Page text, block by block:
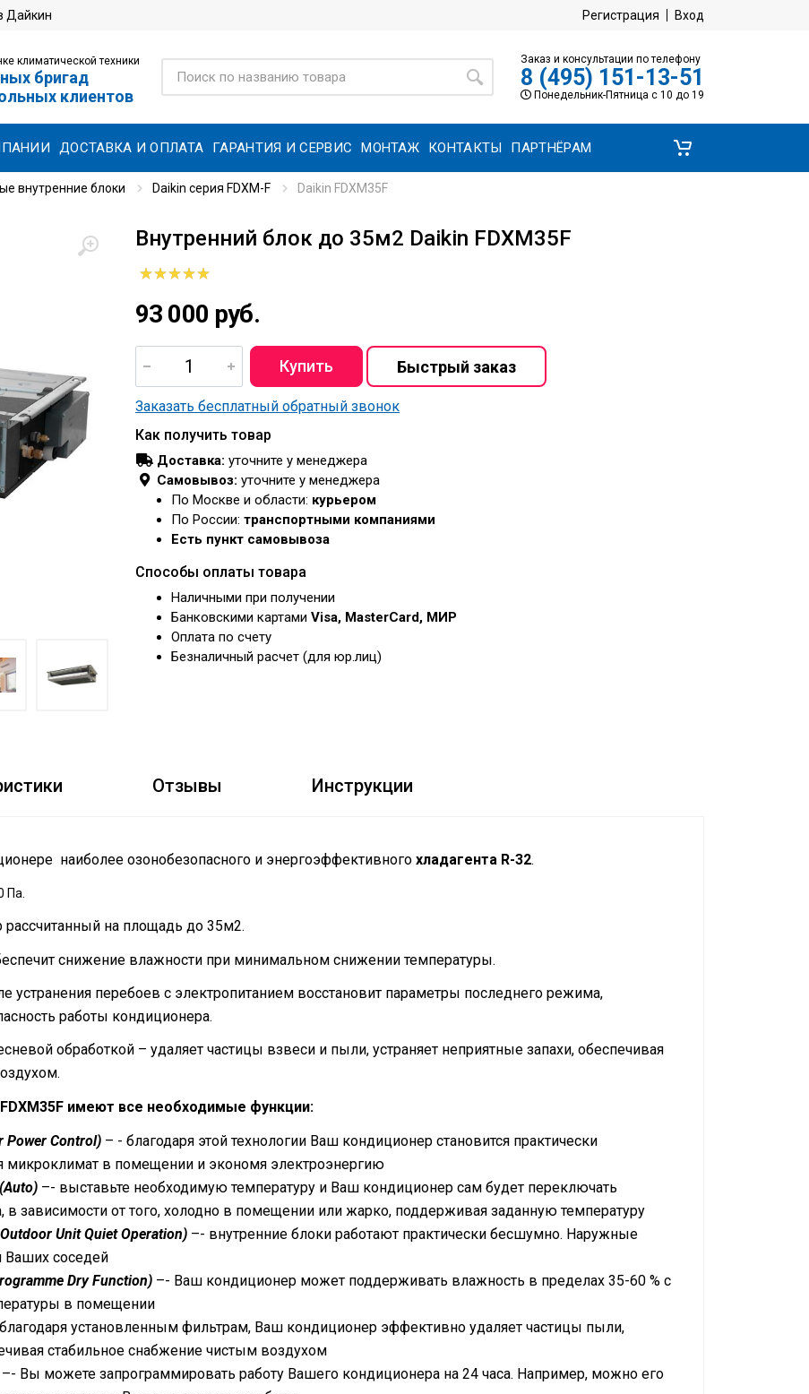
Дайкин Регистрация Вход
климатической техники
бригад
клиентов
Заказ и консультации по телефону
8 (495) 151-13-51
Понедельник-Пятница с 10 до 19
ДОСТАВКА И ОПЛАТА ГАРАНТИЯ И СЕРВИС МОНТАЖ КОНТАКТЫ ПАРТНЁРАМ
внутренние блоки Daikin серия FDXM-F Daikin FDXM35F
Внутренний блок до 35м2 Daikin FDXM35F
93 000 руб.
Заказать бесплатный обратный звонок
Как получить товар
Доставка: уточните у менеджера
Самовывоз: уточните у менеджера
По Москве и области: курьером
По России: транспортными компаниями
Есть пункт самовывоза
Способы оплаты товара
Наличными при получении
Банковскими картами Visa, MasterCard, МИР
Оплата по счету
Безналичный расчет (для юр.лиц)
Отзывы Инструкции
наиболее озонобезопасного и энергоэффективного хладагента R-32.
Па.
рассчитанный на площадь до 35м2.
снижение влажности при минимальном снижении температуры.
устранения перебоев с электропитанием восстановит параметры последнего режима,
работы кондиционера.
обработкой – удаляет частицы взвеси и пыли, устраняет неприятные запахи, обеспечивая
имеют все необходимые функции:
Power Control) – - благодаря этой технологии Ваш кондиционер становится практически
в помещении и экономя электроэнергию
–- выставьте необходимую температуру и Ваш кондиционер сам будет переключать
зависимости от того, холодно в помещении или жарко, поддерживая заданную температуру
Unit Quiet Operation) –- внутренние блоки работают практически бесшумно. Наружные
Ваших соседей
Dry Function) –- Ваш кондиционер может поддерживать влажность в пределах 35-60 % с
в помещении
установленным фильтрам, Ваш кондиционер эффективно удаляет частицы пыли,
стабильное снабжение чистым воздухом
–- Вы можете запрограммировать работу Вашего кондиционера на 24 часа. Например, можно его